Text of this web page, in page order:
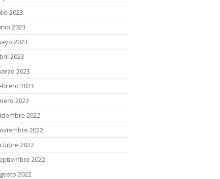
2023
2023
2023
2023
2023
2023
2023
2022
2022
2022
2022
2022